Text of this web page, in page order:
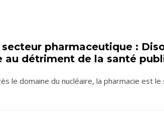
pharmaceutique :
au détriment de la santé
le domaine du nucléaire, la pharmacie est